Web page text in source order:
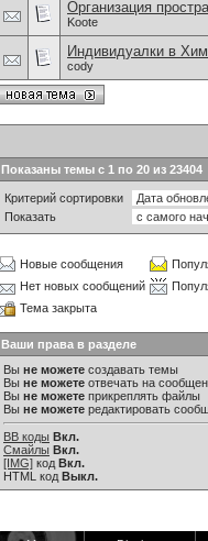
Организация
Koote
Индивидуалки в
cody
Показаны темы с 1 по 20 из 23404
Критерий сортировки
Показать
Новые сообщения
Нет новых сообщений
Тема закрыта
Ваши права в разделе
Вы не можете создавать темы
Вы не можете отвечать на
Вы не можете прикреплять файлы
Вы не можете редактировать
BB коды Вкл.
Смайлы Вкл.
[IMG] код Вкл.
HTML код Выкл.